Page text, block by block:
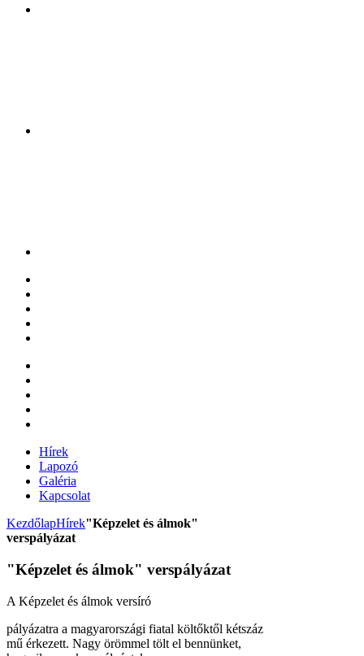
Hírek
Lapozó
Galéria
Kapcsolat
KezdőlapHírek"Képzelet és álmok"
verspályázat
"Képzelet és álmok" verspályázat
A Képzelet és álmok versíró
pályázatra a magyarországi fiatal költőktől kétszáz
mű érkezett. Nagy örömmel tölt el bennünket,